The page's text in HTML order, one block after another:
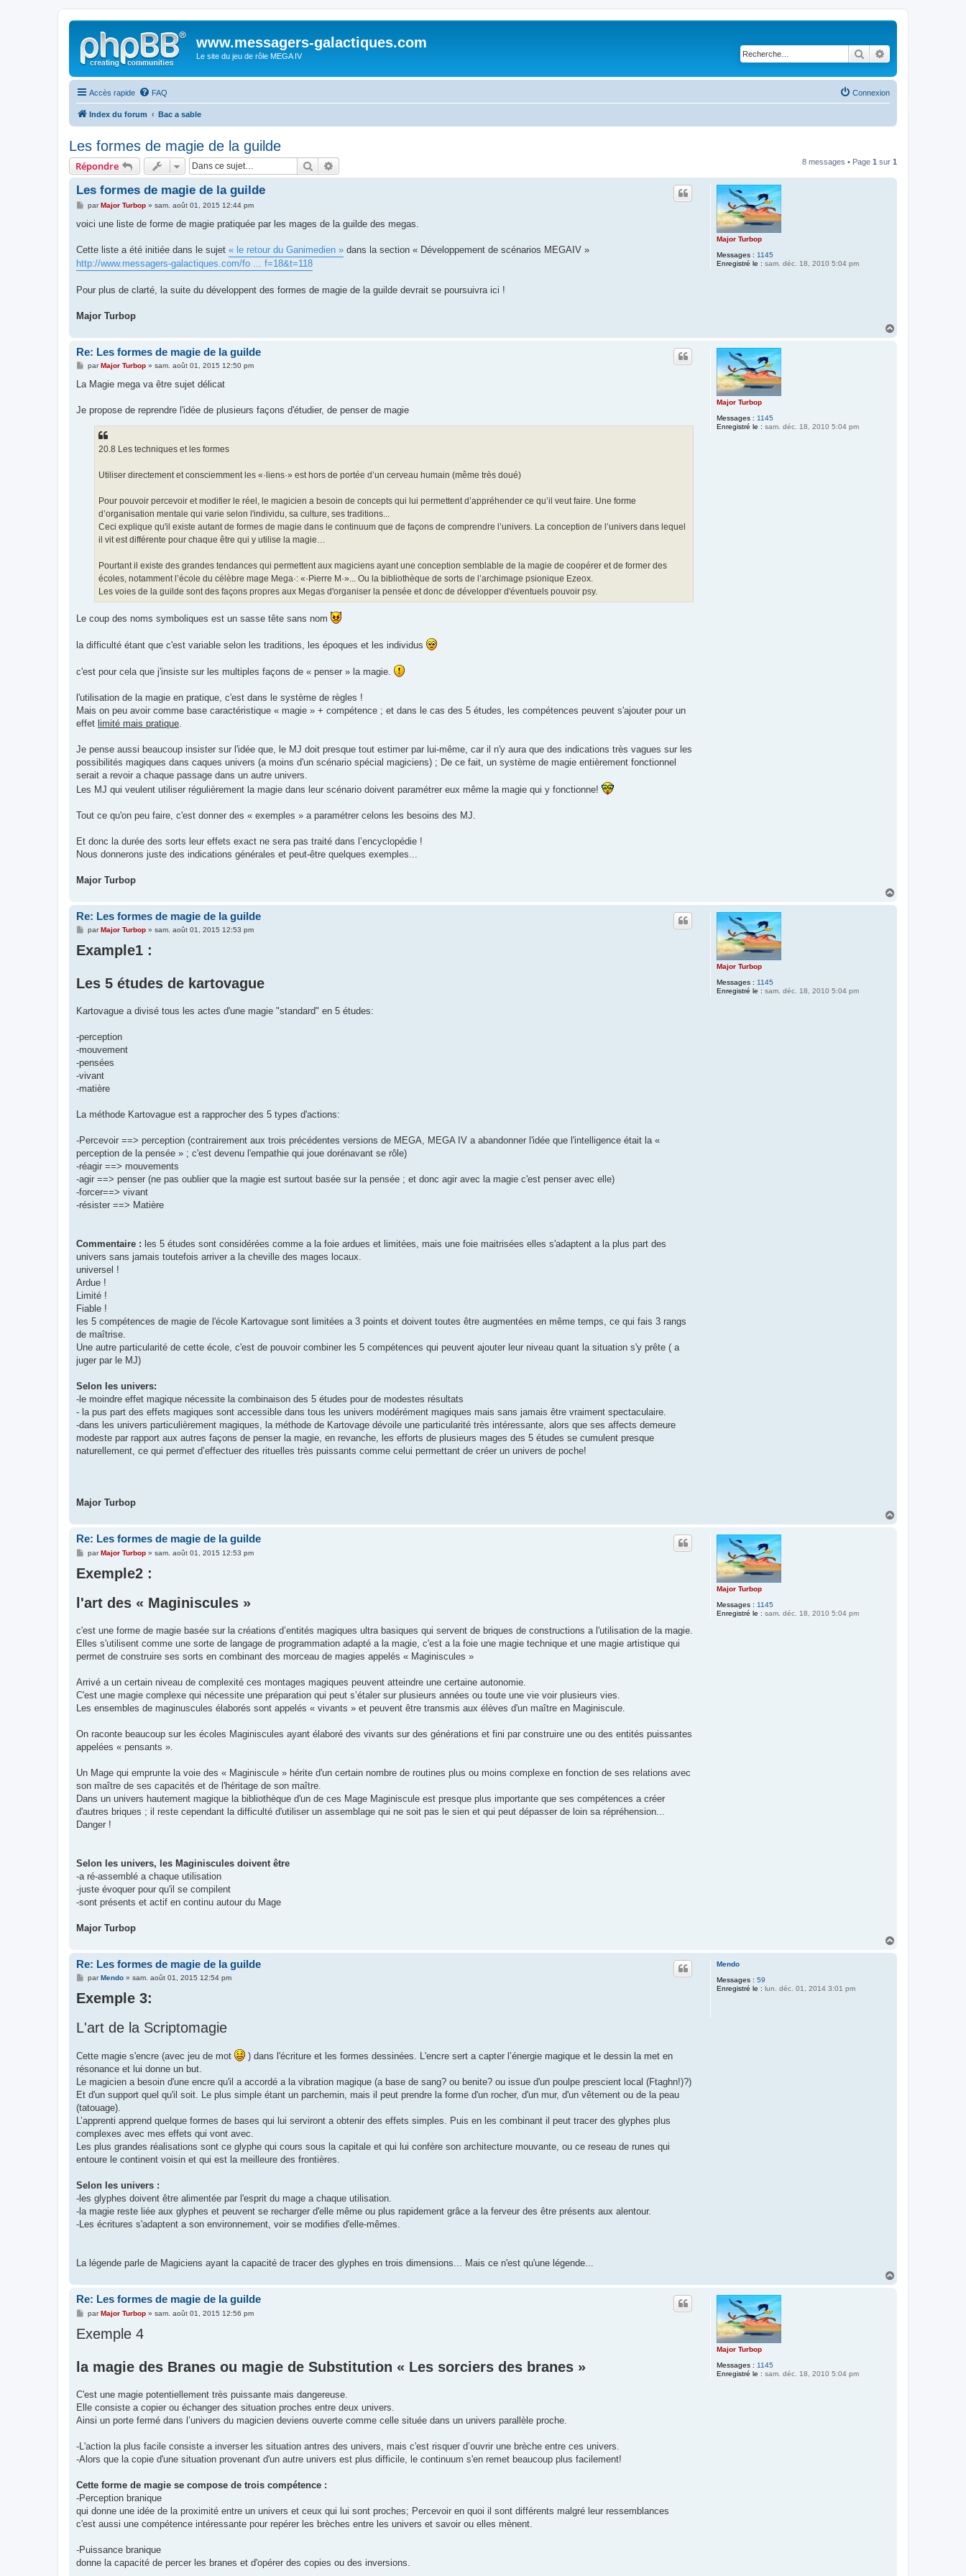
www.messagers-galactiques.com
Le site du jeu de rôle MEGA IV Rechercher
Accès rapide FAQ Connexion
Index du forum Bac a sable
Les formes de magie de la guilde
Répondre Rechercher 8 messages • Page 1 sur 1
Major Turbop
Messages : 1145
Enregistré le : sam. déc. 18, 2010 5:04 pm
Les formes de magie de la guilde
M
s
g
parMajor Turbop» sam. août 01, 2015 12:44 pm
voici une liste de forme de magie pratiquée par les mages de la guilde des megas.
Cette liste a été initiée dans le sujet « le retour du Ganimedien » dans la section « Développement de scénarios MEGAIV »
http://www.messagers-galactiques.com/fo ... f=18&t=118
Pour plus de clarté, la suite du développent des formes de magie de la guilde devrait se poursuivra ici !
Major Turbop
Major Turbop
Messages : 1145
Enregistré le : sam. déc. 18, 2010 5:04 pm
Re: Les formes de magie de la guilde
M
s
g
parMajor Turbop» sam. août 01, 2015 12:50 pm
La Magie mega va être sujet délicat
Je propose de reprendre l'idée de plusieurs façons d'étudier, de penser de magie
20.8 Les techniques et les formes
Utiliser directement et consciemment les «·liens·» est hors de portée d’un cerveau humain (même très doué)
Pour pouvoir percevoir et modifier le réel, le magicien a besoin de concepts qui lui permettent d’appréhender ce qu’il veut faire. Une forme
d’organisation mentale qui varie selon l'individu, sa culture, ses traditions...
Ceci explique qu'il existe autant de formes de magie dans le continuum que de façons de comprendre l’univers. La conception de l’univers dans lequel
il vit est différente pour chaque être qui y utilise la magie…
Pourtant il existe des grandes tendances qui permettent aux magiciens ayant une conception semblable de la magie de coopérer et de former des
écoles, notamment l’école du célèbre mage Mega·: «·Pierre M·»... Ou la bibliothèque de sorts de l’archimage psionique Ezeox.
Les voies de la guilde sont des façons propres aux Megas d'organiser la pensée et donc de développer d'éventuels pouvoir psy.
Le coup des noms symboliques est un sasse tête sans nom
la difficulté étant que c'est variable selon les traditions, les époques et les individus
c'est pour cela que j'insiste sur les multiples façons de « penser » la magie.
l'utilisation de la magie en pratique, c'est dans le système de règles !
Mais on peu avoir comme base caractéristique « magie » + compétence ; et dans le cas des 5 études, les compétences peuvent s'ajouter pour un
effet limité mais pratique
Je pense aussi beaucoup insister sur l'idée que, le MJ doit presque tout estimer par lui-même, car il n'y aura que des indications très vagues sur les
possibilités magiques dans caques univers (a moins d'un scénario spécial magiciens) ; De ce fait, un système de magie entièrement fonctionnel
serait a revoir a chaque passage dans un autre univers.
Les MJ qui veulent utiliser régulièrement la magie dans leur scénario doivent paramétrer eux même la magie qui y fonctionne!
Tout ce qu'on peu faire, c'est donner des « exemples » a paramétrer celons les besoins des MJ.
Et donc la durée des sorts leur effets exact ne sera pas traité dans l’encyclopédie !
Nous donnerons juste des indications générales et peut-être quelques exemples...
Major Turbop
Major Turbop
Messages : 1145
Enregistré le : sam. déc. 18, 2010 5:04 pm
Re: Les formes de magie de la guilde
M
s
s
e
parMajor Turbop» sam. août 01, 2015 12:53 pm
Example1 :
Les 5 études de kartovague
Kartovague a divisé tous les actes d'une magie "standard" en 5 études:
-perception
-mouvement
-pensées
-vivant
-matière
La méthode Kartovague est a rapprocher des 5 types d'actions:
-Percevoir ==> perception (contrairement aux trois précédentes versions de MEGA, MEGA IV a abandonner l'idée que l'intelligence était la «
perception de la pensée » ; c'est devenu l'empathie qui joue dorénavant se rôle)
-réagir ==> mouvements
-agir ==> penser (ne pas oublier que la magie est surtout basée sur la pensée ; et donc agir avec la magie c'est penser avec elle)
-forcer==> vivant
-résister ==> Matière
Commentaire : les 5 études sont considérées comme a la foie ardues et limitées, mais une foie maitrisées elles s'adaptent a la plus part des
univers sans jamais toutefois arriver a la cheville des mages locaux.
universel !
Ardue !
Limité !
Fiable !
les 5 compétences de magie de l'école Kartovague sont limitées a 3 points et doivent toutes être augmentées en même temps, ce qui fais 3 rangs
de maîtrise.
Une autre particularité de cette école, c'est de pouvoir combiner les 5 compétences qui peuvent ajouter leur niveau quant la situation s'y prête ( a
juger par le MJ)
Selon les univers:
-le moindre effet magique nécessite la combinaison des 5 études pour de modestes résultats
- la pus part des effets magiques sont accessible dans tous les univers modérément magiques mais sans jamais être vraiment spectaculaire.
-dans les univers particulièrement magiques, la méthode de Kartovage dévoile une particularité très intéressante, alors que ses affects demeure
modeste par rapport aux autres façons de penser la magie, en revanche, les efforts de plusieurs mages des 5 études se cumulent presque
naturellement, ce qui permet d’effectuer des rituelles très puissants comme celui permettant de créer un univers de poche!
Major Turbop
Major Turbop
Messages : 1145
Enregistré le : sam. déc. 18, 2010 5:04 pm
Re: Les formes de magie de la guilde
M
s
s
e
parMajor Turbop» sam. août 01, 2015 12:53 pm
Exemple2 :
l'art des « Maginiscules »
c'est une forme de magie basée sur la créations d’entités magiques ultra basiques qui servent de briques de constructions a l'utilisation de la magie.
Elles s'utilisent comme une sorte de langage de programmation adapté a la magie, c'est a la foie une magie technique et une magie artistique qui
permet de construire ses sorts en combinant des morceau de magies appelés « Maginiscules »
Arrivé a un certain niveau de complexité ces montages magiques peuvent atteindre une certaine autonomie.
C'est une magie complexe qui nécessite une préparation qui peut s’étaler sur plusieurs années ou toute une vie voir plusieurs vies.
Les ensembles de maginuscules élaborés sont appelés « vivants » et peuvent être transmis aux élèves d'un maître en Maginiscule.
On raconte beaucoup sur les écoles Maginiscules ayant élaboré des vivants sur des générations et fini par construire une ou des entités puissantes
appelées « pensants ».
Un Mage qui emprunte la voie des « Maginiscule » hérite d'un certain nombre de routines plus ou moins complexe en fonction de ses relations avec
son maître de ses capacités et de l'héritage de son maître.
Dans un univers hautement magique la bibliothèque d'un de ces Mage Maginiscule est presque plus importante que ses compétences a créer
d'autres briques ; il reste cependant la difficulté d'utiliser un assemblage qui ne soit pas le sien et qui peut dépasser de loin sa répréhension...
Danger !
Selon les univers, les Maginiscules doivent être
-a ré-assemblé a chaque utilisation
-juste évoquer pour qu'il se compilent
-sont présents et actif en continu autour du Mage
Major Turbop
Mendo
Messages : 59
Enregistré le : lun. déc. 01, 2014 3:01 pm
Re: Les formes de magie de la guilde
M
s
s
e
parMendo» sam. août 01, 2015 12:54 pm
Exemple 3:
L'art de la Scriptomagie
Cette magie s'encre (avec jeu de mot
) dans l'écriture et les formes dessinées. L'encre sert a capter l’énergie magique et le dessin la met en
résonance et lui donne un but.
Le magicien a besoin d'une encre qu'il a accordé a la vibration magique (a base de sang? ou benite? ou issue d'un poulpe prescient local (Ftaghn!)?)
Et d'un support quel qu'il soit. Le plus simple étant un parchemin, mais il peut prendre la forme d'un rocher, d'un mur, d'un vêtement ou de la peau
(tatouage).
L’apprenti apprend quelque formes de bases qui lui serviront a obtenir des effets simples. Puis en les combinant il peut tracer des glyphes plus
complexes avec mes effets qui vont avec.
Les plus grandes réalisations sont ce glyphe qui cours sous la capitale et qui lui confère son architecture mouvante, ou ce reseau de runes qui
entoure le continent voisin et qui est la meilleure des frontières.
Selon les univers :
-les glyphes doivent être alimentée par l'esprit du mage a chaque utilisation.
-la magie reste liée aux glyphes et peuvent se recharger d'elle même ou plus rapidement grâce a la ferveur des être présents aux alentour.
-Les écritures s'adaptent a son environnement, voir se modifies d'elle-mêmes.
La légende parle de Magiciens ayant la capacité de tracer des glyphes en trois dimensions... Mais ce n'est qu'une légende...
Major Turbop
Messages : 1145
Enregistré le : sam. déc. 18, 2010 5:04 pm
Re: Les formes de magie de la guilde
M
s
s
e
parMajor Turbop» sam. août 01, 2015 12:56 pm
Exemple 4
la magie des Branes ou magie de Substitution « Les sorciers des branes »
C'est une magie potentiellement très puissante mais dangereuse.
Elle consiste a copier ou échanger des situation proches entre deux univers.
Ainsi un porte fermé dans l’univers du magicien deviens ouverte comme celle située dans un univers parallèle proche.
-L'action la plus facile consiste a inverser les situation antres des univers, mais c'est risquer d’ouvrir une brèche entre ces univers.
-Alors que la copie d'une situation provenant d'un autre univers est plus difficile, le continuum s'en remet beaucoup plus facilement!
Cette forme de magie se compose de trois compétence :
-Perception branique
qui donne une idée de la proximité entre un univers et ceux qui lui sont proches; Percevoir en quoi il sont différents malgré leur ressemblances
c'est aussi une compétence intéressante pour repérer les brèches entre les univers et savoir ou elles mènent.
-Puissance branique
donne la capacité de percer les branes et d'opérer des copies ou des inversions.